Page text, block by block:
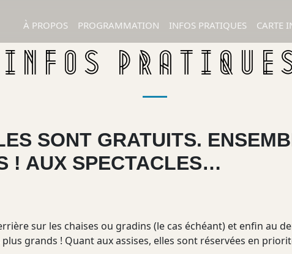
À PROPOS PROGRAMMATION INFOS PRATIQUES CARTE
INFOS
SONT GRATUITS.
! AUX SPECTACLES…
sur les chaises ou gradins (le cas échéant) et enfin au
grands ! Quant aux assises, elles sont réservées en